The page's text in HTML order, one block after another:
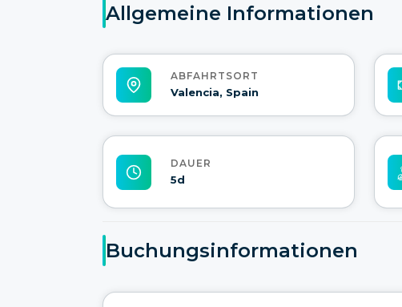
Allgemeine Informationen
ABFAHRTSORT
Valencia, Spain
DAUER
5d
Buchungsinformationen